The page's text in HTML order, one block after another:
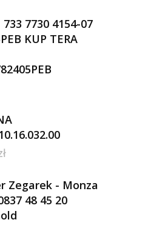
733 7730 4154-07
KUP TERA
Zegarek - Monza
48 45 20